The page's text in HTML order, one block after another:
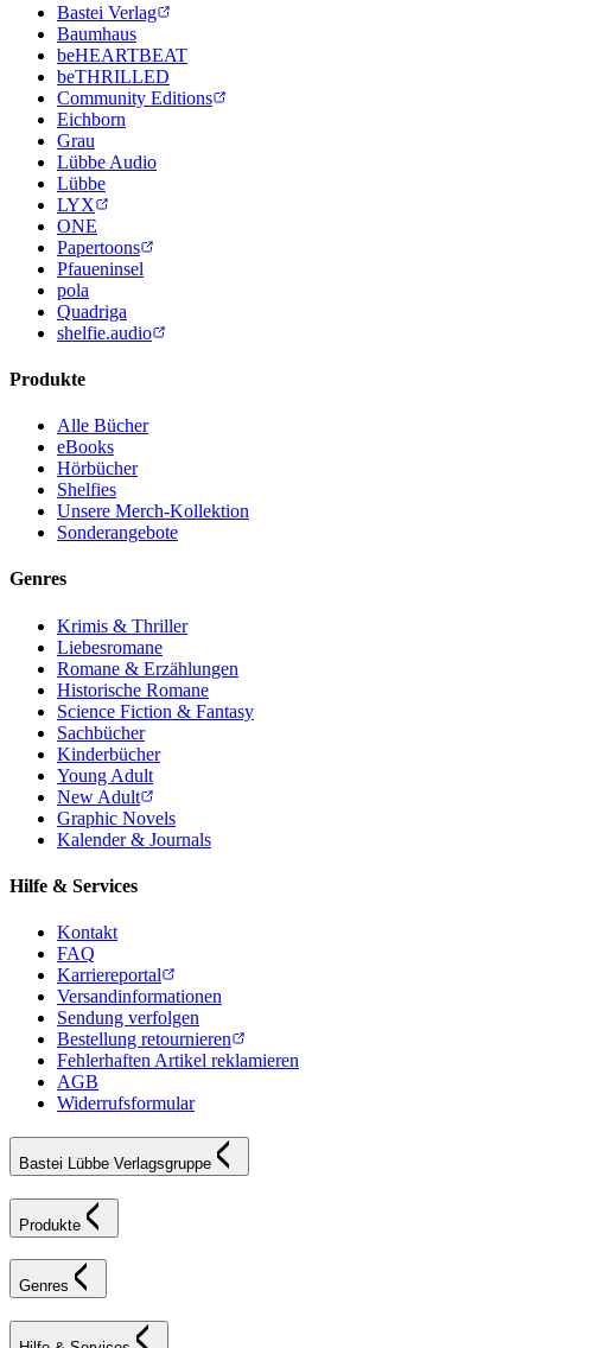
Bastei Verlag
Baumhaus
beHEARTBEAT
beTHRILLED
Community Editions
Eichborn
Grau
Lübbe Audio
Lübbe
LYX
ONE
Papertoons
Pfaueninsel
pola
Quadriga
shelfie.audio
Produkte
Alle Bücher
eBooks
Hörbücher
Shelfies
Unsere Merch-Kollektion
Sonderangebote
Genres
Krimis & Thriller
Liebesromane
Romane & Erzählungen
Historische Romane
Science Fiction & Fantasy
Sachbücher
Kinderbücher
Young Adult
New Adult
Graphic Novels
Kalender & Journals
Hilfe & Services
Kontakt
FAQ
Karriereportal
Versandinformationen
Sendung verfolgen
Bestellung retournieren
Fehlerhaften Artikel reklamieren
AGB
Widerrufsformular
Bastei Lübbe Verlagsgruppe
Produkte
Genres